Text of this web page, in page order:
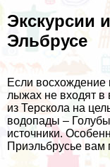
Экскурсии
Эльбрусе
Если восхождение
лыжах не входят в
из Терскола на
водопады –
источники.
Приэльбрусье вам